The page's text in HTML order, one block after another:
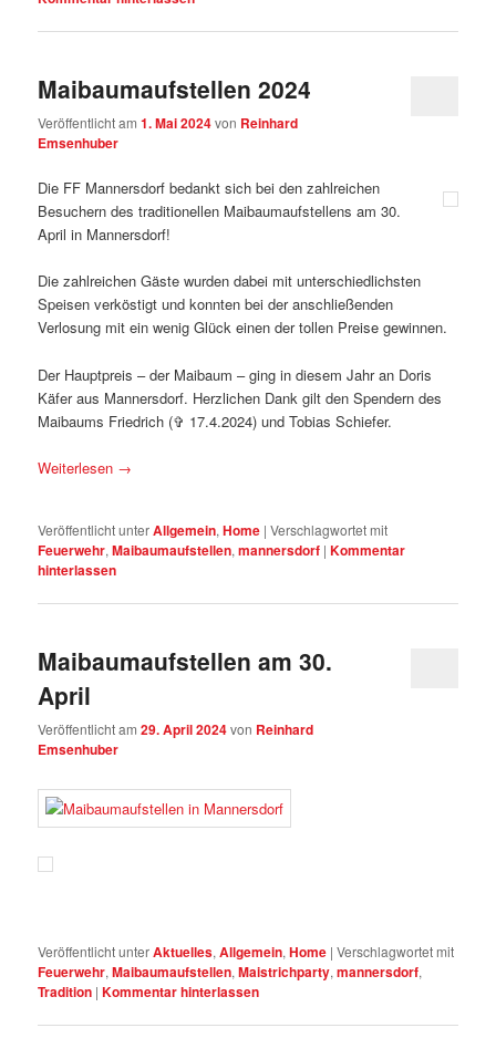
Maibaumaufstellen 2024
Veröffentlicht am1. Mai 2024von Reinhard
Emsenhuber
Die FF Mannersdorf bedankt sich bei den zahlreichen
Besuchern des traditionellen Maibaumaufstellens am 30.
April in Mannersdorf!
Die zahlreichen Gäste wurden dabei mit unterschiedlichsten
Speisen verköstigt und konnten bei der anschließenden
Verlosung mit ein wenig Glück einen der tollen Preise gewinnen.
Der Hauptpreis – der Maibaum – ging in diesem Jahr an Doris
Käfer aus Mannersdorf. Herzlichen Dank gilt den Spendern des
Maibaums Friedrich (✞ 17.4.2024) und Tobias Schiefer.
Weiterlesen →
Veröffentlicht unterAllgemein,Home |Verschlagwortet mit
Feuerwehr,Maibaumaufstellen,mannersdorf |Kommentar
hinterlassen
Maibaumaufstellen am 30.
April
Veröffentlicht am29. April 2024von Reinhard
Emsenhuber
Veröffentlicht unterAktuelles,Allgemein,Home |Verschlagwortet mit
Feuerwehr,Maibaumaufstellen,Maistrichparty,mannersdorf,
Tradition |Kommentar hinterlassen